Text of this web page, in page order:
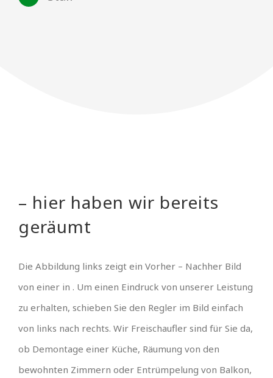
– hier haben wir bereits
geräumt
Die Abbildung links zeigt ein Vorher – Nachher Bild
von einer in . Um einen Eindruck von unserer Leistung
zu erhalten, schieben Sie den Regler im Bild einfach
von links nach rechts. Wir Freischaufler sind für Sie da,
ob Demontage einer Küche, Räumung von den
bewohnten Zimmern oder Entrümpelung von Balkon,